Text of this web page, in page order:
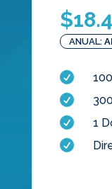
$
ANUAL:


 1
